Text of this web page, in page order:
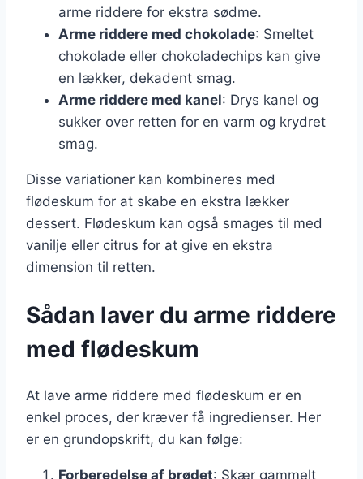
arme riddere for ekstra sødme.
Arme riddere med chokolade: Smeltet
chokolade eller chokoladechips kan give
en lækker, dekadent smag.
Arme riddere med kanel: Drys kanel og
sukker over retten for en varm og krydret
smag.
Disse variationer kan kombineres med
flødeskum for at skabe en ekstra lækker
dessert. Flødeskum kan også smages til med
vanilje eller citrus for at give en ekstra
dimension til retten.
Sådan laver du arme riddere
med flødeskum
At lave arme riddere med flødeskum er en
enkel proces, der kræver få ingredienser. Her
er en grundopskrift, du kan følge:
Forberedelse af brødet: Skær gammelt